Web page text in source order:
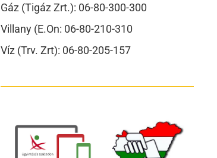
Gáz (Tigáz Zrt.): 06-80-300-300
Villany (E.On: 06-80-210-310
Víz (Trv. Zrt): 06-80-205-157